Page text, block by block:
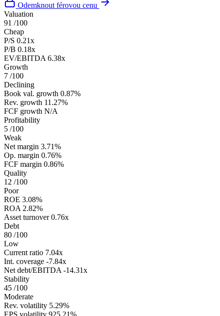
Odemknout férovou cenu
Valuation
91 /100
Cheap
P/S 0.21x
P/B 0.18x
EV/EBITDA 6.38x
Growth
7 /100
Declining
Book val. growth 0.87%
Rev. growth 11.27%
FCF growth N/A
Profitability
5 /100
Weak
Net margin 3.71%
Op. margin 0.76%
FCF margin 0.86%
Quality
12 /100
Poor
ROE 3.08%
ROA 2.82%
Asset turnover 0.76x
Debt
80 /100
Low
Current ratio 7.04x
Int. coverage -7.84x
Net debt/EBITDA -14.31x
Stability
45 /100
Moderate
Rev. volatility 5.29%
EPS volatility 925.21%